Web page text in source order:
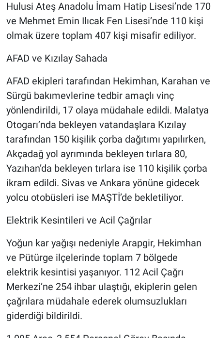
Hulusi Ateş Anadolu İmam Hatip Lisesi’nde 170
ve Mehmet Emin Ilıcak Fen Lisesi’nde 110 kişi
olmak üzere toplam 407 kişi misafir ediliyor.
AFAD ve Kızılay Sahada
AFAD ekipleri tarafından Hekimhan, Karahan ve
Sürgü bakımevlerine tedbir amaçlı vinç
yönlendirildi, 17 olaya müdahale edildi. Malatya
Otogarı’nda bekleyen vatandaşlara Kızılay
tarafından 150 kişilik çorba dağıtımı yapılırken,
Akçadağ yol ayrımında bekleyen tırlara 80,
Yazıhan’da bekleyen tırlara ise 110 kişilik çorba
ikram edildi. Sivas ve Ankara yönüne gidecek
yolcu otobüsleri ise MAŞTİ’de bekletiliyor.
Elektrik Kesintileri ve Acil Çağrılar
Yoğun kar yağışı nedeniyle Arapgir, Hekimhan
ve Pütürge ilçelerinde toplam 7 bölgede
elektrik kesintisi yaşanıyor. 112 Acil Çağrı
Merkezi’ne 254 ihbar ulaştığı, ekiplerin gelen
çağrılara müdahale ederek olumsuzlukları
giderdiği bildirildi.